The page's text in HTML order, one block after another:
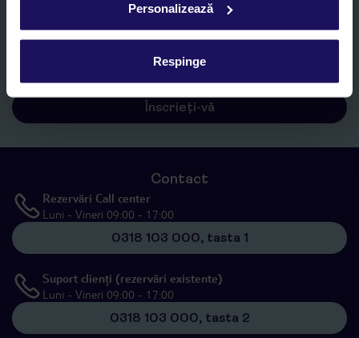
Personalizează
Respinge
Sunt de acord cu prelucrarea datelor mele personale de către TUI
, prin mijloace electronice de comunicare (e-mail),
inclusiv utilizarea așa-numitelor sisteme de apelare automată.
Înscrieți-vă
Contact
Rezervări Call center
Luni - Vineri 09:00 - 17:00
0318 103 000, tasta 1
Suport clienți (rezervări existente)
Luni - Vineri 09:00 - 17:00
0318 103 000, tasta 2